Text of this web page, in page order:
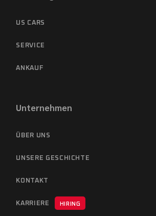
US CARS
SERVICE
ANKAUF
Unternehmen
ÜBER UNS
UNSERE GESCHICHTE
KONTAKT
KARRIERE HIRING